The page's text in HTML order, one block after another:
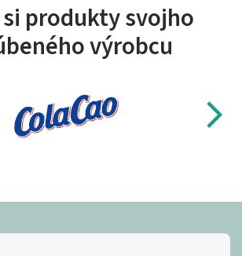
produkty svojho
výrobcu